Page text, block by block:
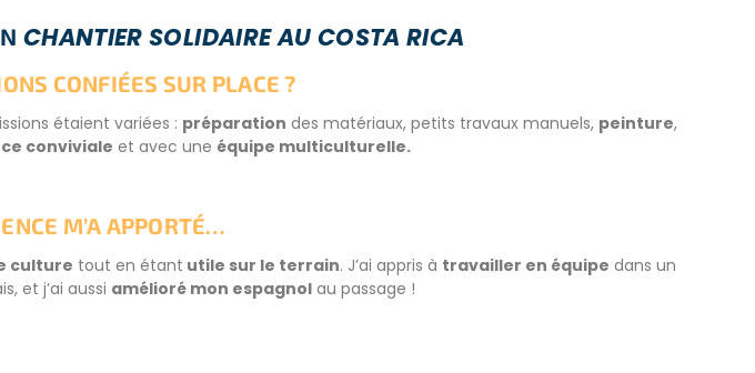
CHANTIER SOLIDAIRE AU COSTA RICA
CONFIÉES SUR PLACE ?
étaient variées : préparation des matériaux, petits travaux manuels, peinture,
conviviale et avec une équipe multiculturelle.
M’A APPORTÉ…
culture tout en étant utile sur le terrain. J’ai appris à travailler en équipe dans un
et j’ai aussi amélioré mon espagnol au passage !